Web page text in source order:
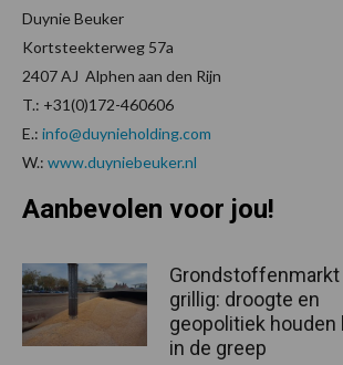
Duynie Beuker
Kortsteekterweg 57a
2407 AJ Alphen aan den Rijn
T.: +31(0)172-460606
E.: info@duynieholding.com
W.: www.duyniebeuker.nl
Aanbevolen voor jou!
grillig: droogte en
geopolitiek houden
in de greep